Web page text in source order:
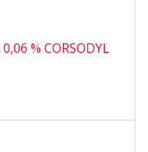
% CORSODYL